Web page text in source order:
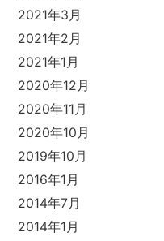
2021年3月
2021年2月
2021年1月
2020年12月
2020年11月
2020年10月
2019年10月
2016年1月
2014年7月
2014年1月